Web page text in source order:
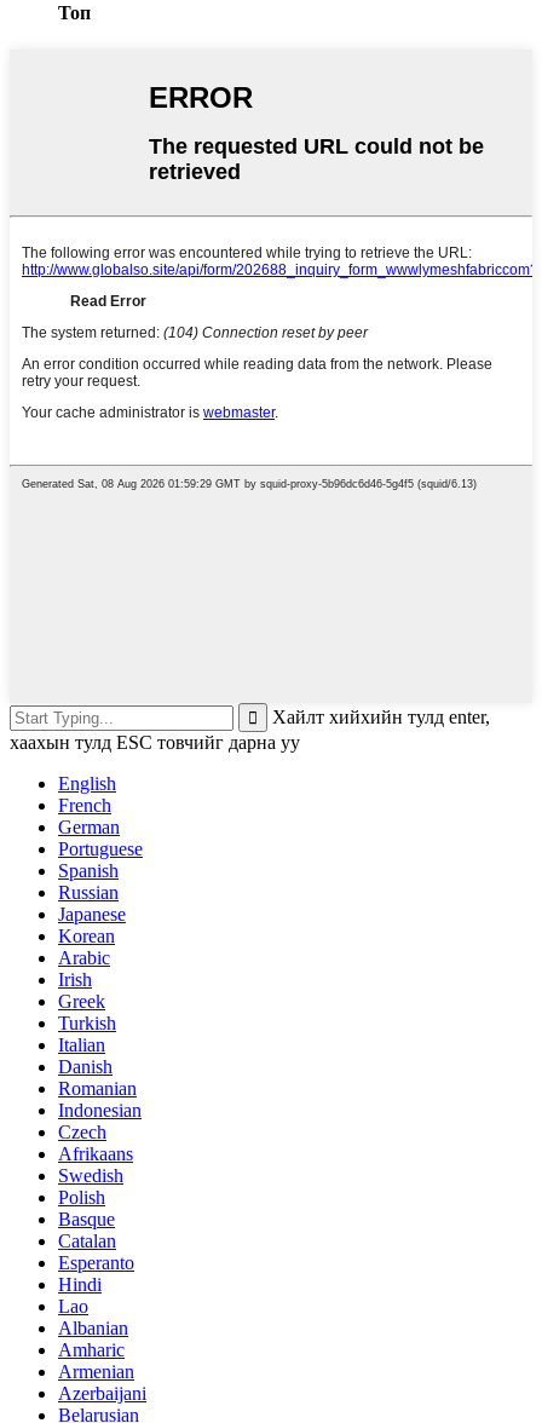
Топ
Хайлт хийхийн тулд enter,
хаахын тулд ESC товчийг дарна уу
English
French
German
Portuguese
Spanish
Russian
Japanese
Korean
Arabic
Irish
Greek
Turkish
Italian
Danish
Romanian
Indonesian
Czech
Afrikaans
Swedish
Polish
Basque
Catalan
Esperanto
Hindi
Lao
Albanian
Amharic
Armenian
Azerbaijani
Belarusian